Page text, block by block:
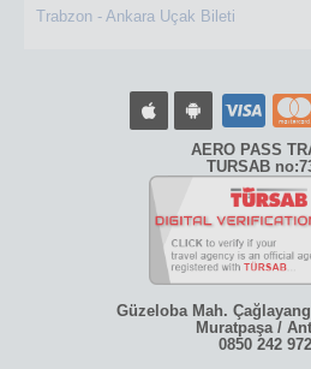
Trabzon - Ankara Uçak Bileti
AERO PASS
TURSAB
Güzeloba Mah.
Muratpaşa /
0850 242